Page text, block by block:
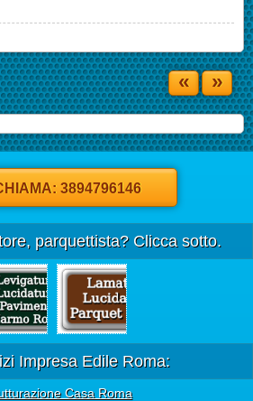
« »
3894796146
parquettista? Clicca sotto.
Impresa Edile Roma:
Casa Roma